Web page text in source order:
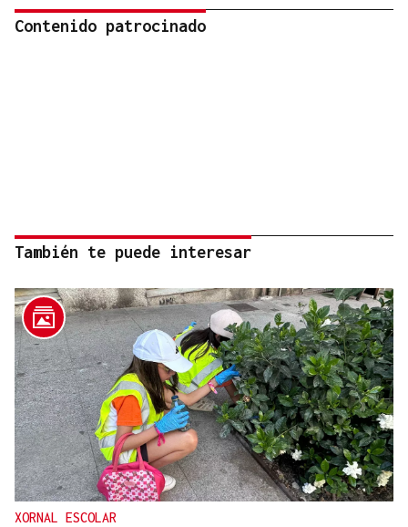
Contenido patrocinado
También te puede interesar
XORNAL ESCOLAR